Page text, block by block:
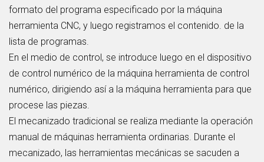
formato del programa especificado por la máquina
herramienta CNC, y luego registramos el contenido. de la
lista de programas.
En el medio de control, se introduce luego en el dispositivo
de control numérico de la máquina herramienta de control
numérico, dirigiendo así a la máquina herramienta para que
procese las piezas.
El mecanizado tradicional se realiza mediante la operación
manual de máquinas herramienta ordinarias. Durante el
mecanizado, las herramientas mecánicas se sacuden a